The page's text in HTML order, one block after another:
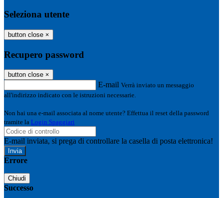
Seleziona utente
button close ×
Recupero password
button close ×
E-mail Verrà inviato un messaggio
all'indirizzo indicato con le istruzioni necessarie.
Non hai una e-mail associata al nome utente? Effettua il reset della password
tramite la Login Spaggiari
E-mail inviata, si prega di controllare la casella di posta elettronica!
Errore
Chiudi
Successo